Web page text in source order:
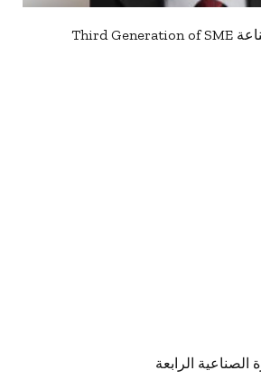
الجيل الثالث من الصناعة Third Generation of SME
الصناعية الرابعة